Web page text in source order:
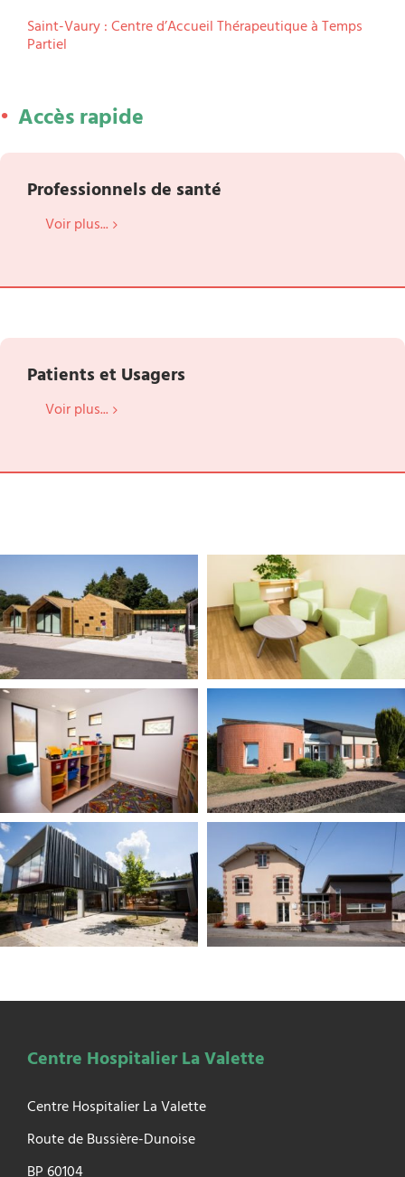
Saint-Vaury : Centre d’Accueil Thérapeutique à Temps
Partiel
Accès rapide
Professionnels de santé
Voir plus...
Patients et Usagers
Voir plus...
Centre Hospitalier La Valette
Centre Hospitalier La Valette
Route de Bussière-Dunoise